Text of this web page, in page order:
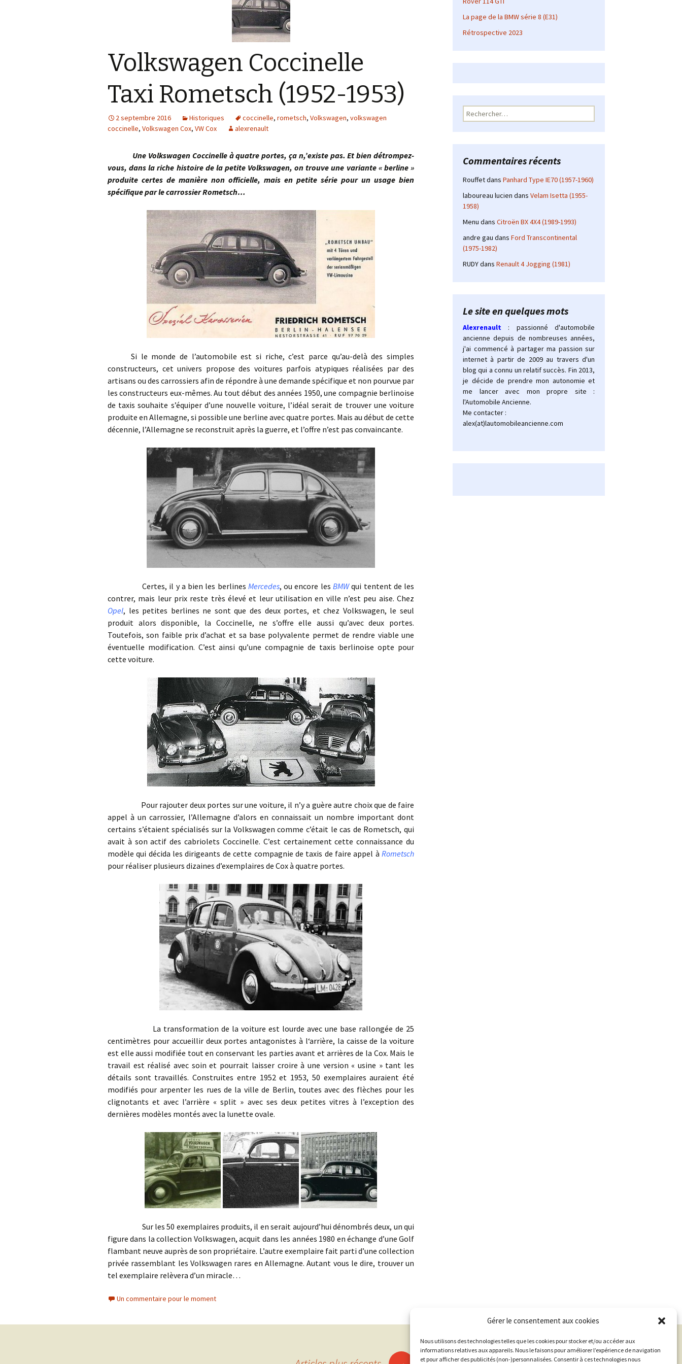
Gérer le consentement aux cookies
Nous utilisons des technologies telles que les cookies pour stocker et/ou accéder aux
informations relatives aux appareils. Nous le faisons pour améliorer l’expérience de navigation
et pour afficher des publicités (non-)personnalisées. Consentir à ces technologies nous
Volkswagen Coccinelle
Taxi Rometsch (1952-1953)
2 septembre 2016 Historiques coccinelle, rometsch, Volkswagen, volkswagen
coccinelle, Volkswagen Cox, VW Cox alexrenault
Une Volkswagen Coccinelle à quatre portes, ça n,’existe pas. Et bien détrompez-
vous, dans la riche histoire de la petite Volkswagen, on trouve une variante « berline »
produite certes de manière non officielle, mais en petite série pour un usage bien
spécifique par le carrossier Rometsch…
Si le monde de l’automobile est si riche, c’est parce qu’au-delà des simples
constructeurs, cet univers propose des voitures parfois atypiques réalisées par des
artisans ou des carrossiers afin de répondre à une demande spécifique et non pourvue par
les constructeurs eux-mêmes. Au tout début des années 1950, une compagnie berlinoise
de taxis souhaite s’équiper d’une nouvelle voiture, l’idéal serait de trouver une voiture
produite en Allemagne, si possible une berline avec quatre portes. Mais au début de cette
décennie, l’Allemagne se reconstruit après la guerre, et l’offre n’est pas convaincante.
Certes, il y a bien les berlines Mercedes, ou encore les BMWqui tentent de les
contrer, mais leur prix reste très élevé et leur utilisation en ville n’est peu aise. Chez
Opel, les petites berlines ne sont que des deux portes, et chez Volkswagen, le seul
produit alors disponible, la Coccinelle, ne s’offre elle aussi qu’avec deux portes.
Toutefois, son faible prix d’achat et sa base polyvalente permet de rendre viable une
éventuelle modification. C’est ainsi qu’une compagnie de taxis berlinoise opte pour
cette voiture.
Pour rajouter deux portes sur une voiture, il n’y a guère autre choix que de faire
appel à un carrossier, l’Allemagne d’alors en connaissait un nombre important dont
certains s’étaient spécialisés sur la Volkswagen comme c’était le cas de Rometsch, qui
avait à son actif des cabriolets Coccinelle. C’est certainement cette connaissance du
modèle qui décida les dirigeants de cette compagnie de taxis de faire appel à Rometsch
pour réaliser plusieurs dizaines d’exemplaires de Cox à quatre portes.
La transformation de la voiture est lourde avec une base rallongée de 25
centimètres pour accueillir deux portes antagonistes à l‘arrière, la caisse de la voiture
est elle aussi modifiée tout en conservant les parties avant et arrières de la Cox. Mais le
travail est réalisé avec soin et pourrait laisser croire à une version « usine » tant les
détails sont travaillés. Construites entre 1952 et 1953, 50 exemplaires auraient été
modifiés pour arpenter les rues de la ville de Berlin, toutes avec des flèches pour les
clignotants et avec l’arrière « split » avec ses deux petites vitres à l’exception des
dernières modèles montés avec la lunette ovale.
Sur les 50 exemplaires produits, il en serait aujourd’hui dénombrés deux, un qui
figure dans la collection Volkswagen, acquit dans les années 1980 en échange d’une Golf
flambant neuve auprès de son propriétaire. L’autre exemplaire fait parti d’une collection
privée rassemblant les Volkswagen rares en Allemagne. Autant vous le dire, trouver un
tel exemplaire relèvera d’un miracle…
Un commentaire pour le moment
La page de la BMW série 8 (E31)
Rétrospective 2023
Rechercher :
Commentaires récents
Rouffetdans Panhard Type IE70 (1957-1960)
laboureau lucien dans Velam Isetta (1955-
1958)
Menu dans Citroën BX 4X4 (1989-1993)
andre gau dans Ford Transcontinental
(1975-1982)
RUDYdans Renault 4 Jogging (1981)
Le site en quelques mots
Alexrenault
: passionné d'automobile
ancienne depuis de nombreuses années,
j'ai commencé à partager ma passion sur
internet à partir de 2009 au travers d'un
blog qui a connu un relatif succès. Fin 2013,
je décide de prendre mon autonomie et
me lancer avec mon propre site :
l'Automobile Ancienne.
Me contacter :
alex(at)lautomobileancienne.com